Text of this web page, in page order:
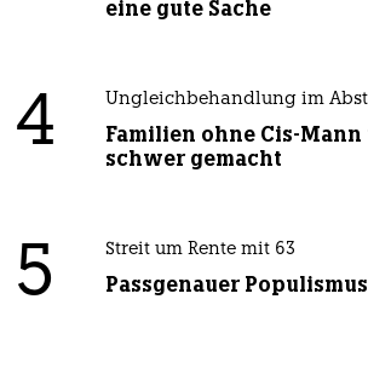
eine gute Sache
4 Ungleichbehandlung im
Familien ohne Cis-
schwer gemacht
5 Streit um Rente mit 63
Passgenauer Populismus